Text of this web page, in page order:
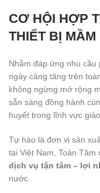
CƠ HỘI HỢP
THIẾT BỊ
Nhằm đáp ứng nhu cầu
ngày càng tăng trên
không ngừng mở rộng
sẵn sàng đồng hành
huyết trong lĩnh vực
Tự hào là đơn vị sản
tại Việt Nam, Toàn Tâm
dịch vụ tận tâm – lợi
nước.